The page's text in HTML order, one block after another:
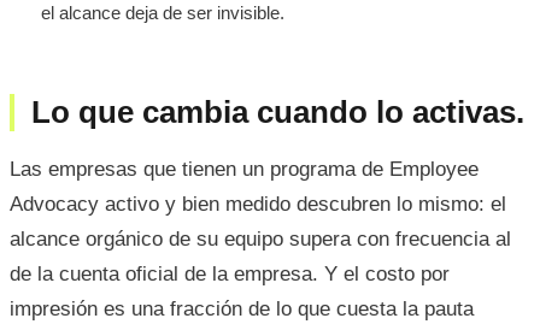
el alcance deja de ser invisible.
Lo que cambia cuando lo activas.
Las empresas que tienen un programa de Employee
Advocacy activo y bien medido descubren lo mismo: el
alcance orgánico de su equipo supera con frecuencia al
de la cuenta oficial de la empresa. Y el costo por
impresión es una fracción de lo que cuesta la pauta